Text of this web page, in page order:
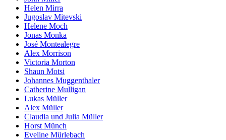
Helen Mirra
Jugoslav Mitevski
Helene Moch
Jonas Monka
José Montealegre
Alex Morrison
Victoria Morton
Shaun Motsi
Johannes Muggenthaler
Catherine Mulligan
Lukas Müller
Alex Müller
Claudia und Julia Müller
Horst Münch
Eveline Mürlebach